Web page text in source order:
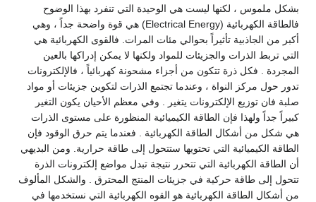
بشكل ملموس ، لكنها ليست هي الوحيدة التي تنفرد بهذا الوضوح
فالطاقة الكهربائية (Electrical Energy) هي قوة واضحة جداً ، وهي
أكبر من الجاذبية تأثيراً بحوالي مئات المرات. فالقوى الكهربائية هي
التي تربط الذرات والجزيئات للمواد ولكنها لا يمكن إدراكها بالعين
المجردة . فكل ذرة تتكون من أجزاء مشحونة كهربائياً ، فالإلكترونات
تدور حول مركز النواة ، وعندما تجتمع الذرات لتكوين جزيئات أو مواد
صلبة فان توزيع الإلكترونات يتغير . وفي معظم الأحيان يكون التغير
كبيراً جداً ولهذا فإن الطاقة الكيميائية المنظورة على مستوى الذرات
هي شكل من أشكال الطاقة الكهربائية . فعندما يتم حرق الوقود فإن
الطاقة الكيميائية التي تحتويها ستتحول إلى طاقة حرارية. ومن البديهي
أن الطاقة الكهربائية التي تتحرر نتيجة تبدل مواضع إلكترونات الذرة
تتحول إلى طاقة حركية في جزيئات المنتج المحترق . والشكل المألوف
من أشكال الطاقة الكهربائية هو القوه الكهربائية التي نستخدمها في